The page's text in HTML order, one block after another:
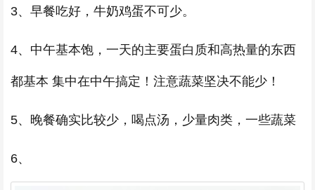
3、早餐吃好，牛奶鸡蛋不可少。
4、中午基本饱，一天的主要蛋白质和高热量的东西
都基本 集中在中午搞定！注意蔬菜坚决不能少！
5、晚餐确实比较少，喝点汤，少量肉类，一些蔬菜
6、